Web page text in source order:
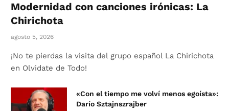
Modernidad con canciones irónicas: La
Chirichota
agosto 5, 2026
¡No te pierdas la visita del grupo español La Chirichota
en Olvidate de Todo!
«Con el tiempo me volví menos egoísta»:
Darío Sztajnszrajber